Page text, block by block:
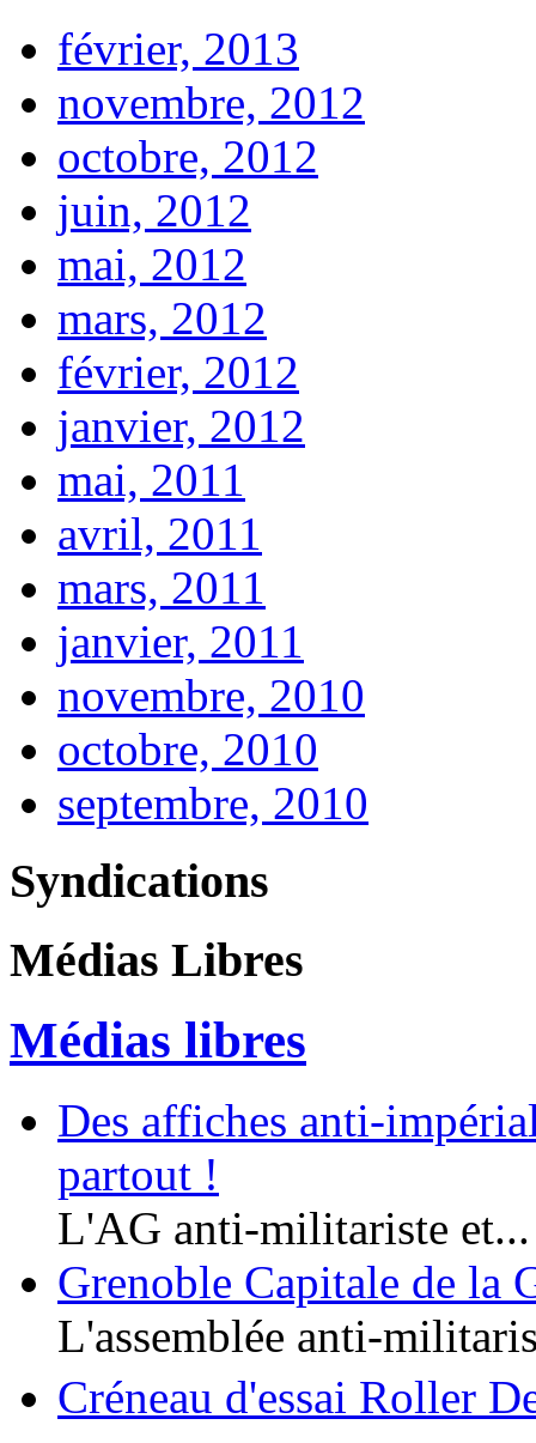
février, 2013
novembre, 2012
octobre, 2012
juin, 2012
mai, 2012
mars, 2012
février, 2012
janvier, 2012
mai, 2011
avril, 2011
mars, 2011
janvier, 2011
novembre, 2010
octobre, 2010
septembre, 2010
Syndications
Médias Libres
Médias libres
Des affiches anti-
partout !
L'AG anti-militariste et...
Grenoble Capitale de la
L'assemblée anti-
Créneau d'essai Roller